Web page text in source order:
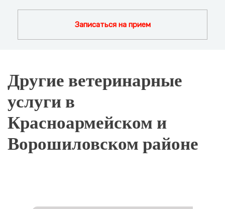
Записаться на прием
Другие ветеринарные
услуги в
Красноармейском и
Ворошиловском районе